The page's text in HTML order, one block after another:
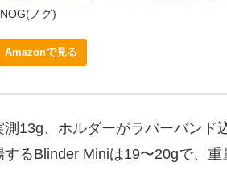
ノグ)
Amazonで見る
13g、ホルダーがラバーバンド
るBlinder Miniは19〜20gで、重